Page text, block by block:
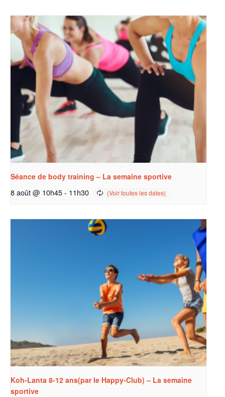
Séance de body training – La semaine sportive
8 août @ 10h45- 11h30
Koh-Lanta 8-12 ans(par le Happy-Club) – La semaine
sportive